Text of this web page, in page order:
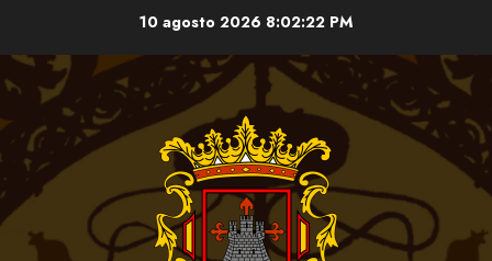
contenido
10 agosto 2026 8:02:23 PM